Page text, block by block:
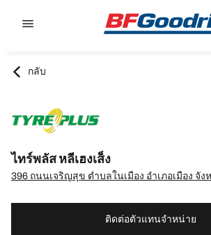
กลับ
ไทร์พลัส หลีเฮงเส็ง
ติดต่อตัวแทนจำหน่าย